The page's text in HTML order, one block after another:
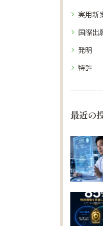
実用新
国際出
発明
特許
最近の